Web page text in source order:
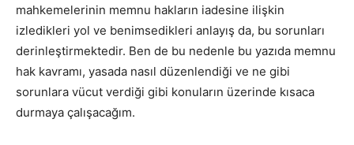
mahkemelerinin memnu hakların iadesine ilişkin
izledikleri yol ve benimsedikleri anlayış da, bu sorunları
derinleştirmektedir. Ben de bu nedenle bu yazıda memnu
hak kavramı, yasada nasıl düzenlendiği ve ne gibi
sorunlara vücut verdiği gibi konuların üzerinde kısaca
durmaya çalışacağım.